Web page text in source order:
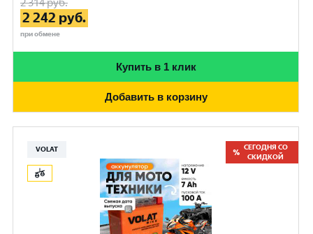
2 314руб.
2 242 руб.
при обмене
Купить в 1 клик
Добавить в корзину
VOLAT
СЕГОДНЯ СО
СКИДКОЙ